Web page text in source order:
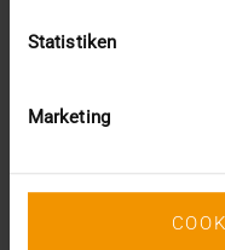
Statistiken
Marketing
März (2)
2024
November (1)
Oktober (3)